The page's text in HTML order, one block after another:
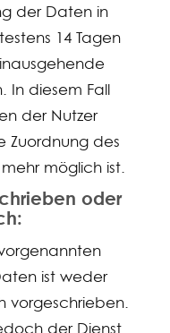
der Daten in
14 Tagen
In diesem Fall
der Nutzer
Zuordnung des
möglich ist.
oder
ist weder
vorgeschrieben.
der Dienst